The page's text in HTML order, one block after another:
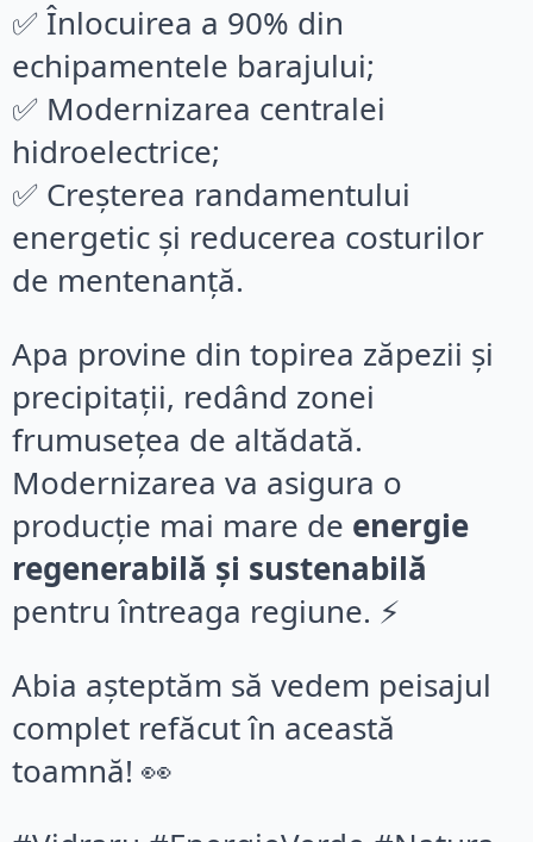
✅ Înlocuirea a 90% din
echipamentele barajului;
✅ Modernizarea centralei
hidroelectrice;
✅ Creșterea randamentului
energetic și reducerea costurilor
de mentenanță.
Apa provine din topirea zăpezii și
precipitații, redând zonei
frumusețea de altădată.
Modernizarea va asigura o
producție mai mare de energie
regenerabilă și sustenabilă
pentru întreaga regiune. ⚡️
Abia așteptăm să vedem peisajul
complet refăcut în această
toamnă! 👀